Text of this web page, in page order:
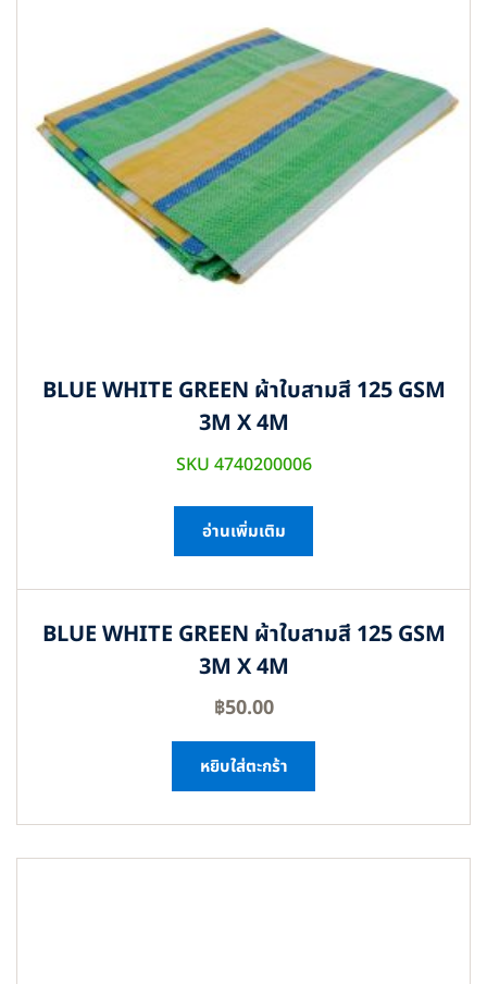
BLUE WHITE GREEN ผ้าใบสามสี 125 GSM
3M X 4M
SKU 4740200006
อ่านเพิ่มเติม
BLUE WHITE GREEN ผ้าใบสามสี 125 GSM
3M X 4M
฿50.00
หยิบใส่ตะกร้า